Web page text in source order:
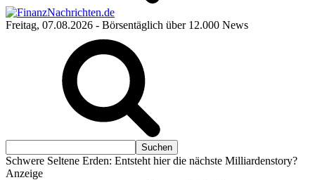
Freitag, 07.08.2026 - Börsentäglich über 12.000 News
Schwere Seltene Erden: Entsteht hier die nächste Milliardenstory?
Anzeige